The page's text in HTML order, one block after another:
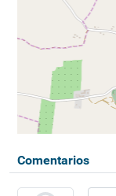
Comentarios